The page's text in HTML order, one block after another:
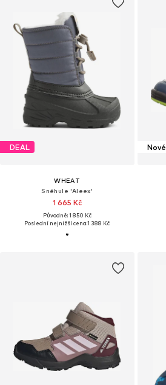
DEAL
WHEAT
Sněhule 'Aleex'
1 665 Kč
Původně: 1 850 Kč
Poslední nejnižší cena:1 388 Kč
Nové